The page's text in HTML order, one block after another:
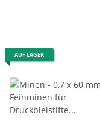
AUF LAGER